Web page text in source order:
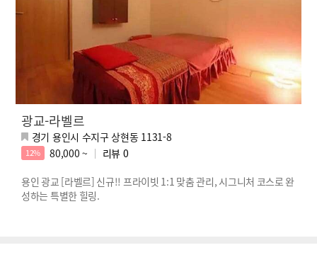
광교-라벨르
경기 용인시 수지구 상현동 1131-8
12% 80,000 ~ 리뷰 0
용인 광교 [라벨르] 신규!! 프라이빗 1:1 맞춤 관리, 시그니처 코스로 완
성하는 특별한 힐링.